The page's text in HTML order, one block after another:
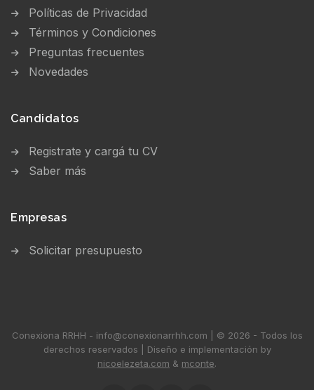
Políticas de Privacidad
Términos y Condiciones
Preguntas frecuentes
Novedades
Candidatos
Registrate y cargá tu CV
Saber más
Empresas
Solicitar presupuesto
Conexiona RRHH - info@conexionarrhh.com | © 2026 - Todos los
derechos reservados | Diseño e implementación by
nicoelezeta.com & mconte.